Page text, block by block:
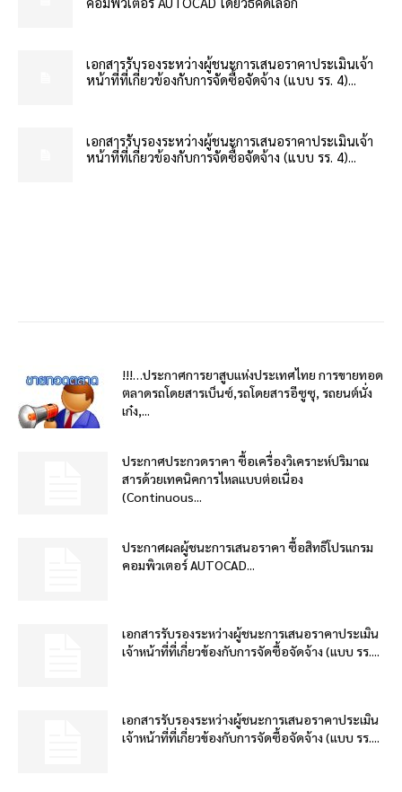
เอกสารรับรองระหว่างผู้ชนะการเสนอราคาประเมินเจ้า
หน้าที่ที่เกี่ยวข้องกับการจัดซื้อจัดจ้าง (แบบ รร. 4)...
เอกสารรับรองระหว่างผู้ชนะการเสนอราคาประเมินเจ้า
หน้าที่ที่เกี่ยวข้องกับการจัดซื้อจัดจ้าง (แบบ รร. 4)...
!!!…ประกาศการยาสูบแห่งประเทศไทย การขายทอด
ตลาดรถโดยสารเบ็นซ์,รถโดยสารอีซูซุ, รถยนต์นั่ง
เก๋ง,...
ประกาศประกวดราคา ซื้อเครื่องวิเคราะห์ปริมาณ
สารด้วยเทคนิคการไหลแบบต่อเนื่อง
(Continuous...
ประกาศผลผู้ชนะการเสนอราคา ซื้อสิทธิโปรแกรม
คอมพิวเตอร์ AUTOCAD...
เอกสารรับรองระหว่างผู้ชนะการเสนอราคาประเมิน
เจ้าหน้าที่ที่เกี่ยวข้องกับการจัดซื้อจัดจ้าง (แบบ รร....
เอกสารรับรองระหว่างผู้ชนะการเสนอราคาประเมิน
เจ้าหน้าที่ที่เกี่ยวข้องกับการจัดซื้อจัดจ้าง (แบบ รร....